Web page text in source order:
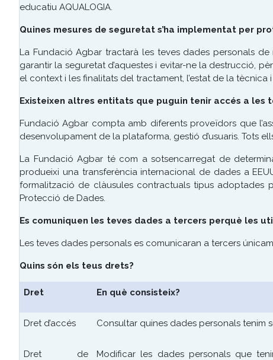
educatiu AQUALOGIA.
Quines mesures de seguretat s’ha implementat per
La Fundació Agbar tractarà les teves dades personals
garantir la seguretat d’aquestes i evitar-ne la destrucció,
el context i les finalitats del tractament, l’estat de la tècnica
Existeixen altres entitats que puguin tenir accés a les
Fundació Agbar compta amb diferents proveïdors que
desenvolupament de la plataforma, gestió d’usuaris. Tots
La Fundació Agbar té com a sotsencarregat de
produeixi una transferència internacional de dades a
formalització de clàusules contractuals tipus adoptades
Protecció de Dades.
Es comuniquen les teves dades a tercers perquè les
Les teves dades personals es comunicaran a tercers
Quins són els teus drets?
Dret En què consisteix?
Dret d’accés Consultar quines dades personals tenim
Dret de Modificar les dades personals que